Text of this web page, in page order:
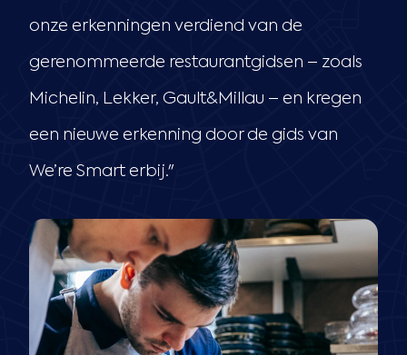
onze erkenningen verdiend van de
gerenommeerde restaurantgidsen – zoals
Michelin, Lekker, Gault&Millau – en kregen
een nieuwe erkenning door de gids van
We’re Smart erbij."